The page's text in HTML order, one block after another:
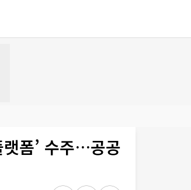
랫폼’ 수주…공공